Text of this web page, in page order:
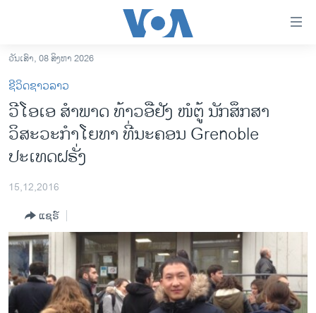
ເຂົ້າ
ຫາ
ຂ້າມ
ຂ້າມ
ຂ້າມ
ໄປ
ຫາ
ຊອກ
ລາວ
ອາເມຣິກາ
ການເລືອກຕັ້ງ ປະທານາທີບໍດີ ສະຫະລັດ 2024
ອິດສະຫຼະພາບດ້ານການຂ່າວ
ຊີວິດຊາວລາວ
ຊຸມຊົນຊາວລາວ
ວັນເສົາ, 08 ສິງຫາ 2026
ຊີວິດຊາວລາວ
ວີໂອເອ ສຳພາດ ທ້າວອືຢັງ ໜໍຕູ້ ນັກສຶກສາ
ວິສະວະກຳໂຍທາ ທີ່ນະຄອນ Grenoble
ປະເທດຝຣັ່ງ
15,12,2016
ແຊຣ໌